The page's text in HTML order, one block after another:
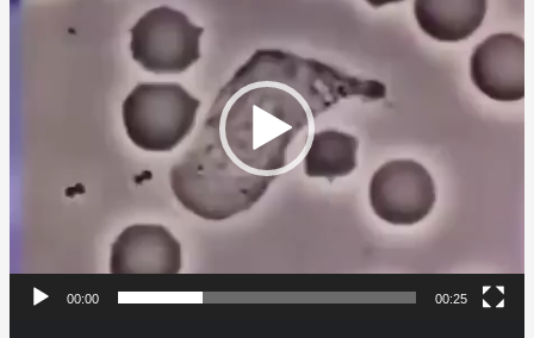
00:00 00:25